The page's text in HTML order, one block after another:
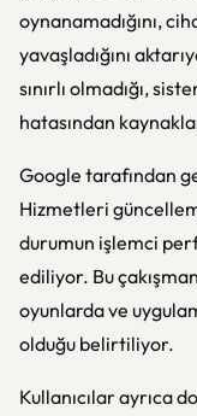
oynanamadığını,
yavaşladığını
sınırlı olmadığı,
hatasından
Google tarafından
Hizmetleri
durumun işlemci
ediliyor. Bu
oyunlarda ve
olduğu belirtiliyor.
Kullanıcılar ayrıca